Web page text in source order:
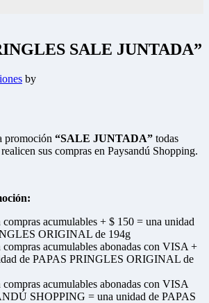
SALE JUNTADA”
by
promoción “SALE JUNTADA” todas
sus compras en Paysandú Shopping.
compras acumulables + $ 150 = una unidad
ORIGINAL de 194g
compras acumulables abonadas con VISA +
de PAPAS PRINGLES ORIGINAL de
acumulables abonadas con VISA
SHOPPING = una unidad de PAPAS